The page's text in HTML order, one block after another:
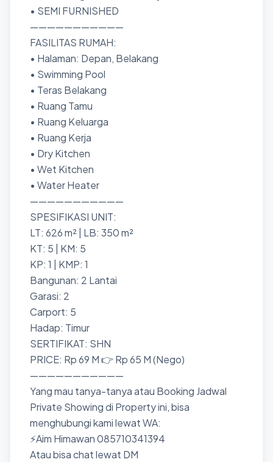
• SEMI FURNISHED
———————————
FASILITAS RUMAH:
• Halaman: Depan, Belakang
• Swimming Pool
• Teras Belakang
• Ruang Tamu
• Ruang Keluarga
• Ruang Kerja
• Dry Kitchen
• Wet Kitchen
• Water Heater
———————————
SPESIFIKASI UNIT:
LT: 626 m² | LB: 350 m²
KT: 5 | KM: 5
KP: 1 | KMP: 1
Bangunan: 2 Lantai
Garasi: 2
Carport: 5
Hadap: Timur
SERTIFIKAT: SHN
PRICE: Rp 69 M 👉 Rp 65 M (Nego)
———————————
Yang mau tanya-tanya atau Booking Jadwal
Private Showing di Property ini, bisa
menghubungi kami lewat WA:
⚡Aim Himawan 085710341394
Atau bisa chat lewat DM